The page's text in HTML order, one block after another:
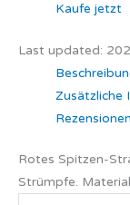
Kaufe jetzt
Last updated:
Zusätzliche
Rotes Spitzen-
Strümpfe.